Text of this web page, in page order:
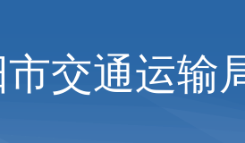
交通运输